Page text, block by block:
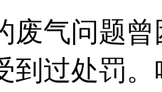
废气问题
到过处罚